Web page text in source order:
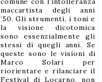
maccartista degli anni
’50. Gli strumenti, i toni e
la visione dicotomica
sono essenzialmente gli
stessi di quegli anni. Se
queste sono le visioni di
Marco Solari per
riorientare e rilanciare il
Festival di Locarno, non